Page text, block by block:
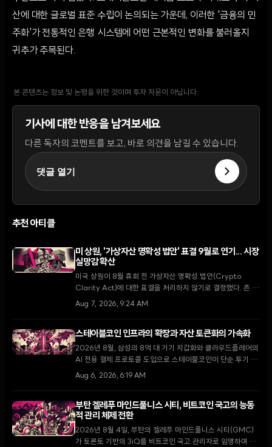
산에 대한 글로벌 표준 수립이 논의되는 가운데, 이러한 '금융의 민
주화'가 전통적인 은행 시스템에 어떤 근본적인 변화를 불러올지
귀추가 주목된다.
본 콘텐츠는 정보 및 논평을 위한 것이며 투자 자문이 아닙니다.
기사에 대한 반응을 남겨보세요
다른 독자의 코멘트를 보고, 바로 의견을 남길 수 있습니다.
댓글 열기
추천 아티클
미 상원, '가상자산 명확성 법안' 표결 9월로 연기... 시장
실망감 확산
미국 상원이 8월 휴회 전 가상자산 명확성 법안(Crypto
Clarity Act)에 대한 표결을 처리하지 않기로 결정했다. 존 튠
다수당 원내대표는 9월 복귀 후 최우선 과제로 다룰 것을 약속
Aug 7, 2026, 9:24 AM
스테이블코인 인프라의 확장과 자산 토큰화의 가속화
2026년 8월, 삼성의 8억 대 기기 지갑화와 클라우드플레어의
AI 전용 결제 프로토콜 도입으로 스테이블코인이 단순 투기 수
단을 넘어 글로벌 디지털 경제의 핵심 인프라로 자리 잡고 있
Aug 6, 2026, 6:19 AM
부탄 겔레푸 마인드풀니스 시티, 비트코인 국고의 능동
적 관리 체제 전환
2026년 8월 4일, 부탄의 겔레푸 마인드풀니스 시티(GMC)
가 토론토 기반의 3iQ를 비트코인 국고 관리자로 임명하며 단